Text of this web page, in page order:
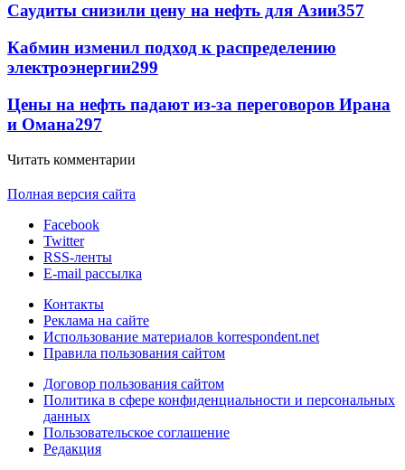
Саудиты снизили цену на нефть для Азии357
Кабмин изменил подход к распределению
электроэнергии299
Цены на нефть падают из-за переговоров Ирана
и Омана297
Читать комментарии
Полная версия сайта
Facebook
Twitter
RSS-ленты
E-mail рассылка
Контакты
Реклама на сайте
Использование материалов korrespondent.net
Правила пользования сайтом
Договор пользования сайтом
Политика в сфере конфиденциальности и персональных
данных
Пользовательское соглашение
Редакция